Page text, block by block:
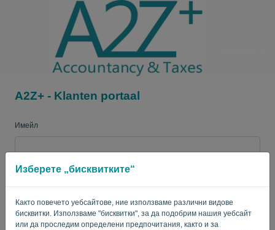
Изберете „бисквитките“
Както повечето уебсайтове, ние използваме различни видове
бисквитки. Използваме "бисквитки", за да подобрим нашия уебсайт
или да проследим определени предпочитания, както и за
A2Z+ - Klanten portaal
Имейл
Парола
Запомни ме Забравена парола?